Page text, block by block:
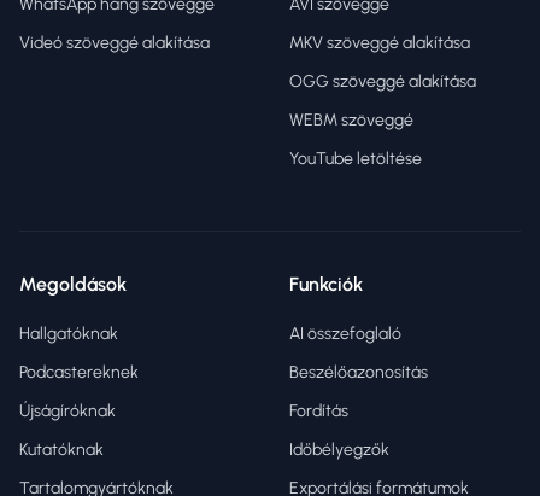
WhatsApp hang szöveggé
Videó szöveggé alakítása
AVI szöveggé
MKV szöveggé alakítása
OGG szöveggé alakítása
WEBM szöveggé
YouTube letöltése
Megoldások
Hallgatóknak
Podcastereknek
Újságíróknak
Kutatóknak
Tartalomgyártóknak
Funkciók
AI összefoglaló
Beszélőazonosítás
Fordítás
Időbélyegzők
Exportálási formátumok